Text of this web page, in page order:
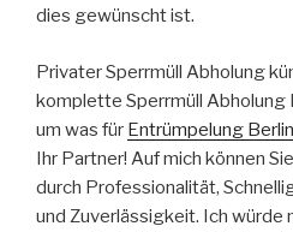
dies gewünscht ist.
Privater Sperrmüll Abholung
komplette Sperrmüll Abholung
um was für Entrümpelung Berlin
Ihr Partner! Auf mich können
durch Professionalität,
und Zuverlässigkeit. Ich würde